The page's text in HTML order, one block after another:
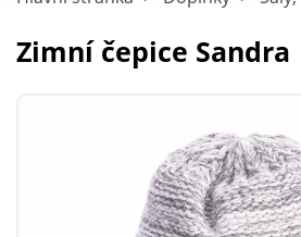
Zimní čepice Sandra